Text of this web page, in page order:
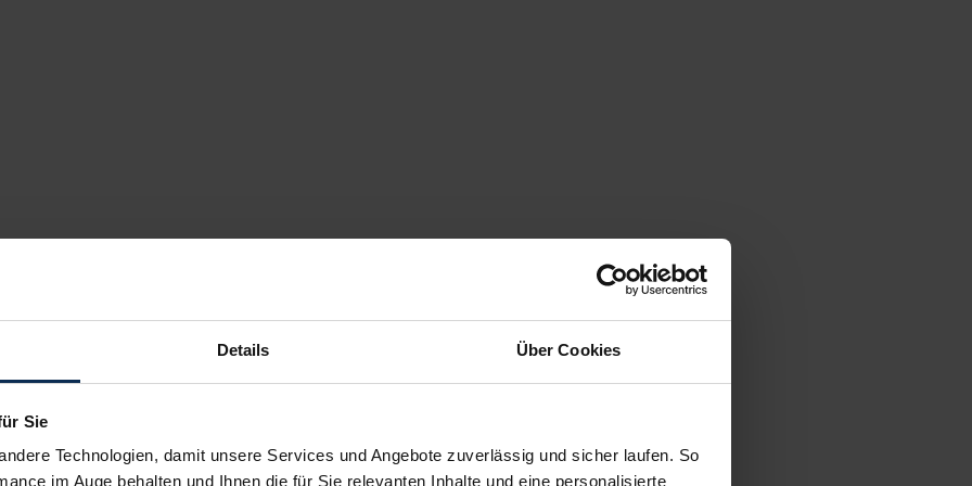
Details Über Cookies
Sie
Technologien, damit unsere Services und Angebote zuverlässig und sicher laufen. So
im Auge behalten und Ihnen die für Sie relevanten Inhalte und eine personalisierte